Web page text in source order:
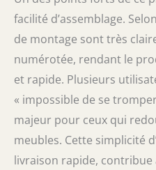
facilité d’assemblage.
de montage sont très
numérotée, rendant le
et rapide. Plusieurs
« impossible de se
majeur pour ceux qui
meubles. Cette simplicité
livraison rapide, contribue